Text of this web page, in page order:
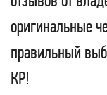
оригинальные
правильный
КР!